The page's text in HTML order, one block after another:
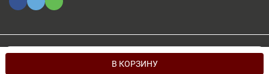
В КОРЗИНУ